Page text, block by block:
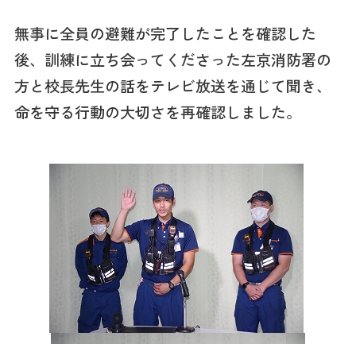
無事に全員の避難が完了したことを確認した
後、訓練に立ち会ってくださった左京消防署の
方と校長先生の話をテレビ放送を通じて聞き、
命を守る行動の大切さを再確認しました。